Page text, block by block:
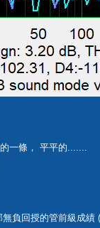
一條， 平平的.......
負回授的管前級成